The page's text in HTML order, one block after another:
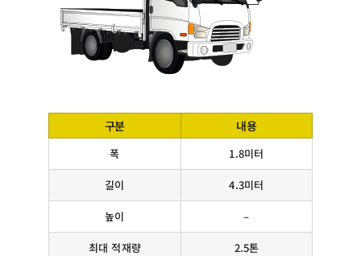
구분 내용
폭 1.8미터
길이 4.3미터
높이 –
최대 적재량 2.5톤